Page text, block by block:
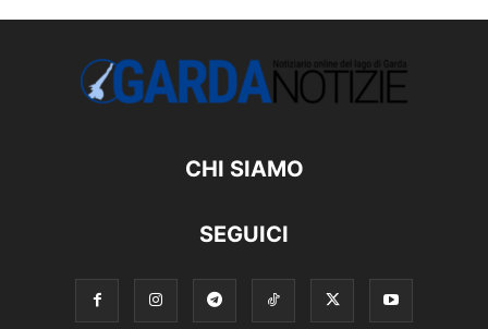
CHI SIAMO
SEGUICI